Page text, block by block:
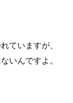
ていますが、
いんですよ。